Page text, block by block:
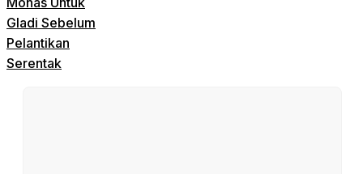
Gladi Sebelum
Pelantikan
Serentak